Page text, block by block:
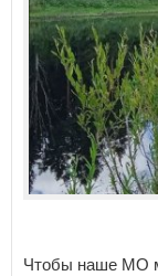
Чтобы наше МО